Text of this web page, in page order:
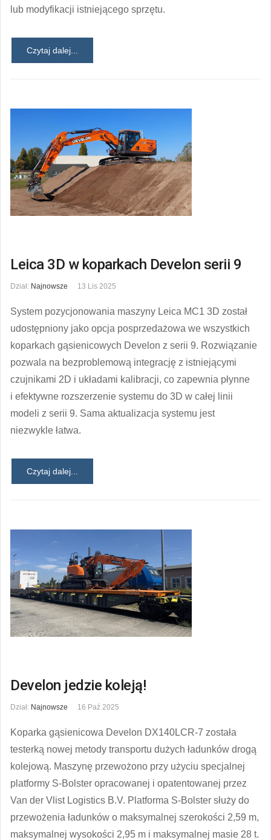
lub modyfikacji istniejącego sprzętu.
Czytaj dalej...
Leica 3D w koparkach Develon serii 9
Dział: Najnowsze 13 Lis 2025
System pozycjonowania maszyny Leica MC1 3D został
udostępniony jako opcja posprzedażowa we wszystkich
koparkach gąsienicowych Develon z serii 9. Rozwiązanie
pozwala na bezproblemową integrację z istniejącymi
czujnikami 2D i układami kalibracji, co zapewnia płynne
i efektywne rozszerzenie systemu do 3D w całej linii
modeli z serii 9. Sama aktualizacja systemu jest
niezwykle łatwa.
Czytaj dalej...
Develon jedzie koleją!
Dział: Najnowsze 16 Paź 2025
Koparka gąsienicowa Develon DX140LCR-7 została
testerką nowej metody transportu dużych ładunków drogą
kolejową. Maszynę przewożono przy użyciu specjalnej
platformy S-Bolster opracowanej i opatentowanej przez
Van der Vlist Logistics B.V. Platforma S-Bolster służy do
przewożenia ładunków o maksymalnej szerokości 2,59 m,
maksymalnej wysokości 2,95 m i maksymalnej masie 28 t.